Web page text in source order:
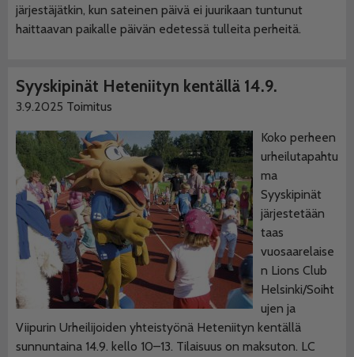
järjestäjätkin, kun sateinen päivä ei juurikaan tuntunut
haittaavan paikalle päivän edetessä tulleita perheitä.
Syyskipinät Heteniityn kentällä 14.9.
3.9.2025 Toimitus
Koko perheen
urheilutapahtu
ma
Syyskipinät
järjestetään
taas
vuosaarelaise
n Lions Club
Helsinki/Soiht
ujen ja
Viipurin Urheilijoiden yhteistyönä Heteniityn kentällä
sunnuntaina 14.9. kello 10–13. Tilaisuus on maksuton. LC